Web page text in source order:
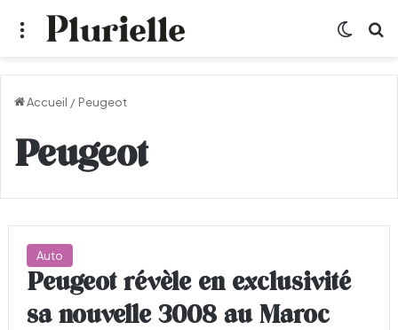
Menu
Accueil / Peugeot
Peugeot
Auto
Peugeot révèle en exclusivité
sa nouvelle 3008 au Maroc